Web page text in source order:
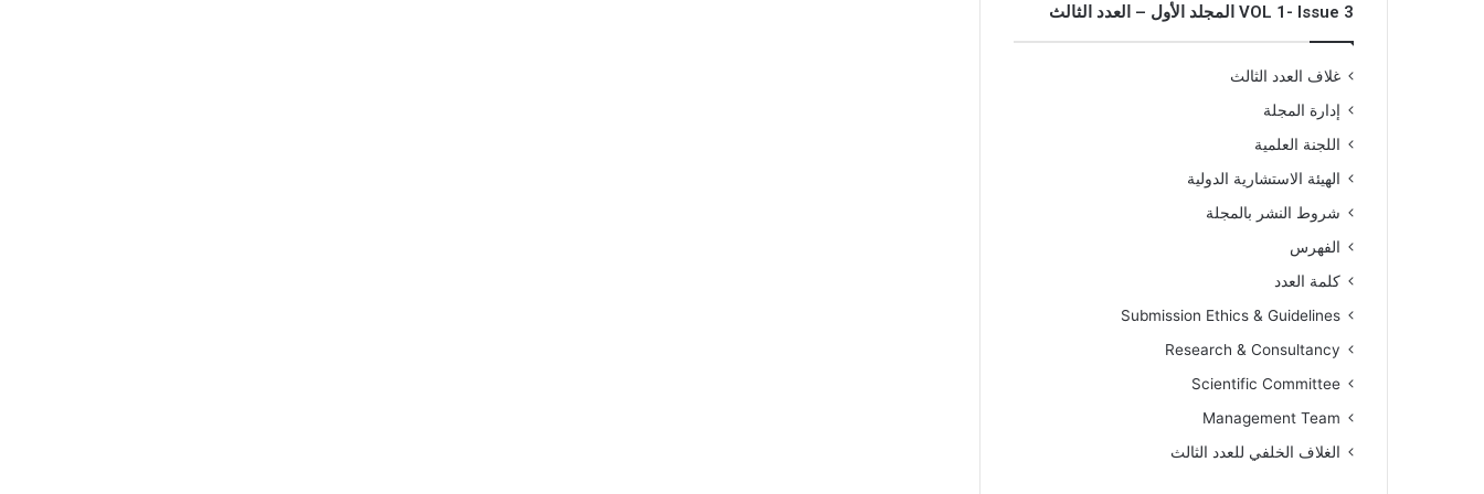
VOL 1- Issue 3 المجلد الأول – العدد الثالث
غلاف العدد الثالث
إدارة المجلة
اللجنة العلمية
الهيئة الاستشارية الدولية
شروط النشر بالمجلة
الفهرس
كلمة العدد
Submission Ethics & Guidelines
Research & Consultancy
Scientific Committee
Management Team
الغلاف الخلفي للعدد الثالث